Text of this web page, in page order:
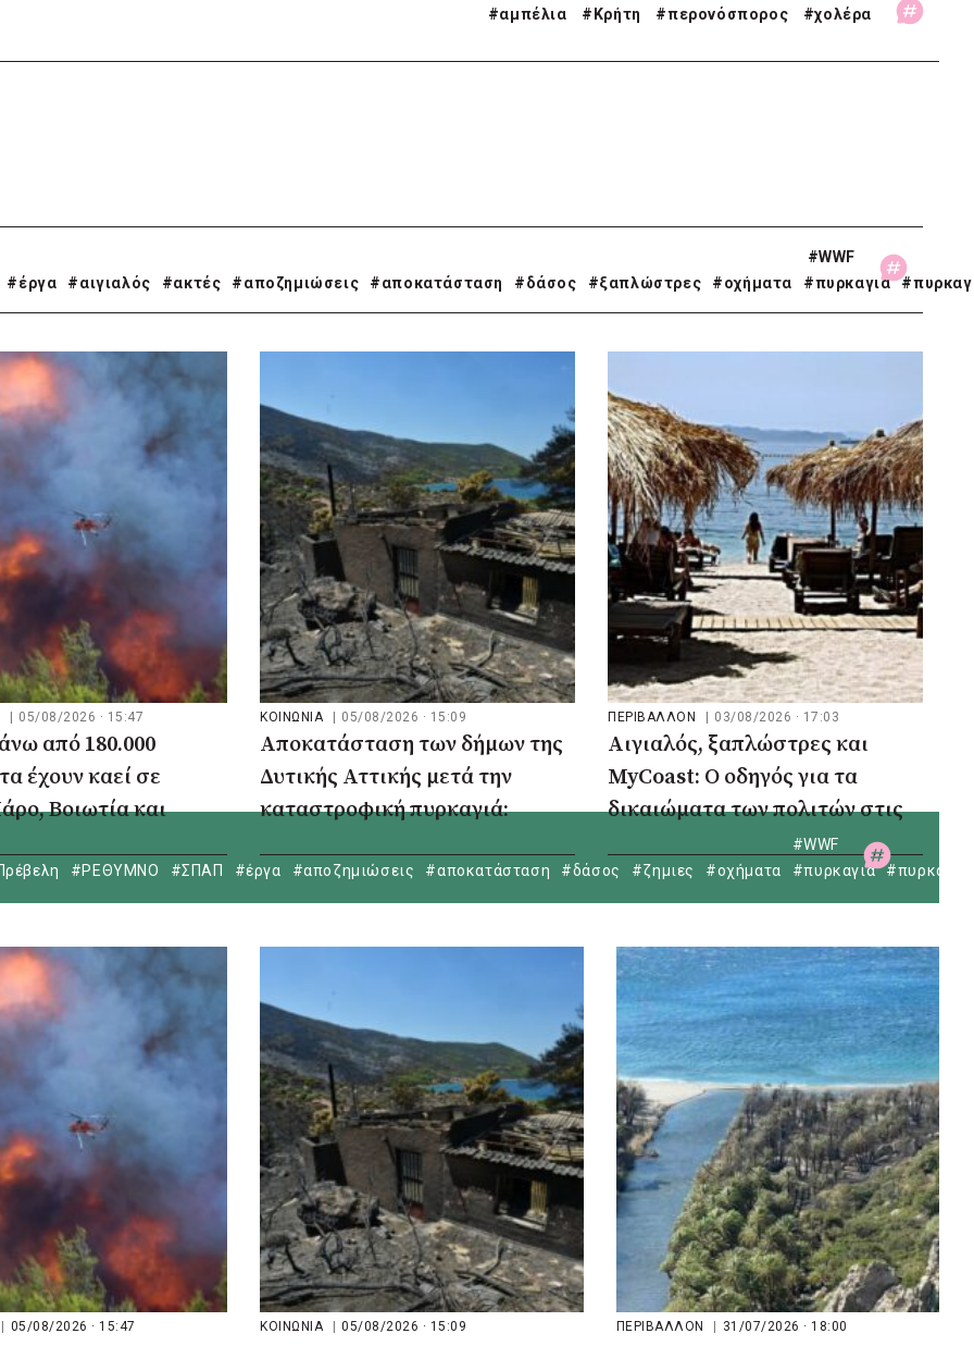
#αμπέλια # Κρήτη #περονόσπορος #χολέρα
#WWF
#έργα #αιγιαλός #ακτές #αποζημιώσεις #αποκατάσταση #δάσος #ξαπλώστρες #οχήματα #πυρκαγιά
05/08/2026 · 15:47
από 180.000
έχουν καεί σε
Βοιωτία και
ΚΟΙΝΩΝΙΑ 05/08/2026 · 15:09
Αποκατάσταση των δήμων της
Δυτικής Αττικής μετά την
καταστροφική πυρκαγιά:
στρεμμάτων
ΠΕΡΙΒΑΛΛΟΝ 03/08/2026 · 17:03
Αιγιαλός, ξαπλώστρες και
MyCoast: Ο οδηγός για τα
δικαιώματα των πολιτών στις
#WWF
#ΡΕΘΥΜΝΟ #ΣΠΑΠ #έργα #αποζημιώσεις #αποκατάσταση #δάσος #ζημιες #οχήματα #πυρκαγιά
05/08/2026 · 15:47 ΚΟΙΝΩΝΙΑ 05/08/2026 · 15:09 ΠΕΡΙΒΑΛΛΟΝ 31/07/2026 · 18:00